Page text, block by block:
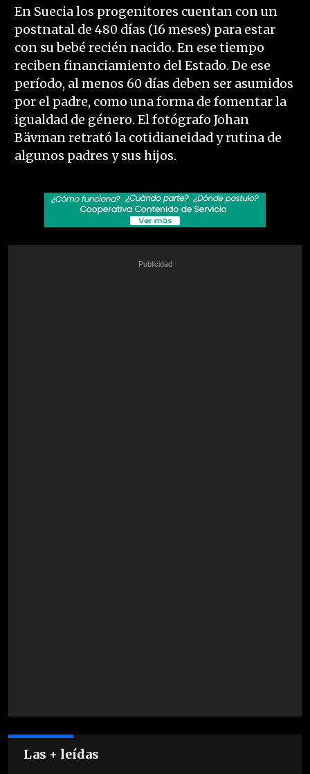
En Suecia los progenitores cuentan con un
postnatal de 480 días (16 meses) para estar
con su bebé recién nacido. En ese tiempo
reciben financiamiento del Estado. De ese
período, al menos 60 días deben ser asumidos
por el padre, como una forma de fomentar la
igualdad de género. El fotógrafo Johan
Bävman retrató la cotidianeidad y rutina de
algunos padres y sus hijos.
Las + leídas